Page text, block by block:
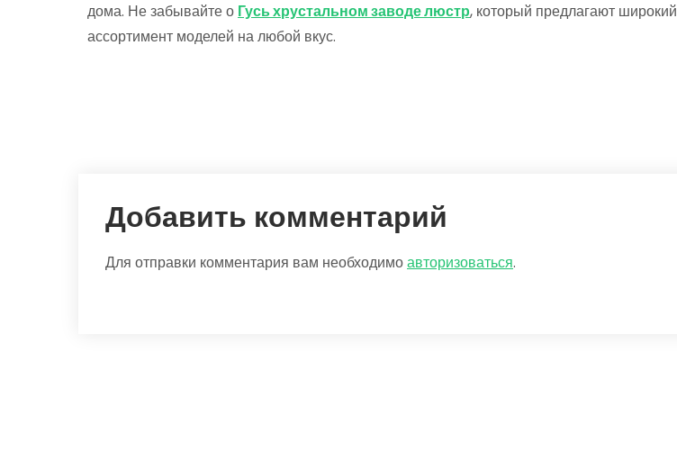
дома. Не забывайте о Гусь хрустальном заводе люстр, который предлагают широкий
ассортимент моделей на любой вкус.
Добавить комментарий
Для отправки комментария вам необходимоавторизоваться.